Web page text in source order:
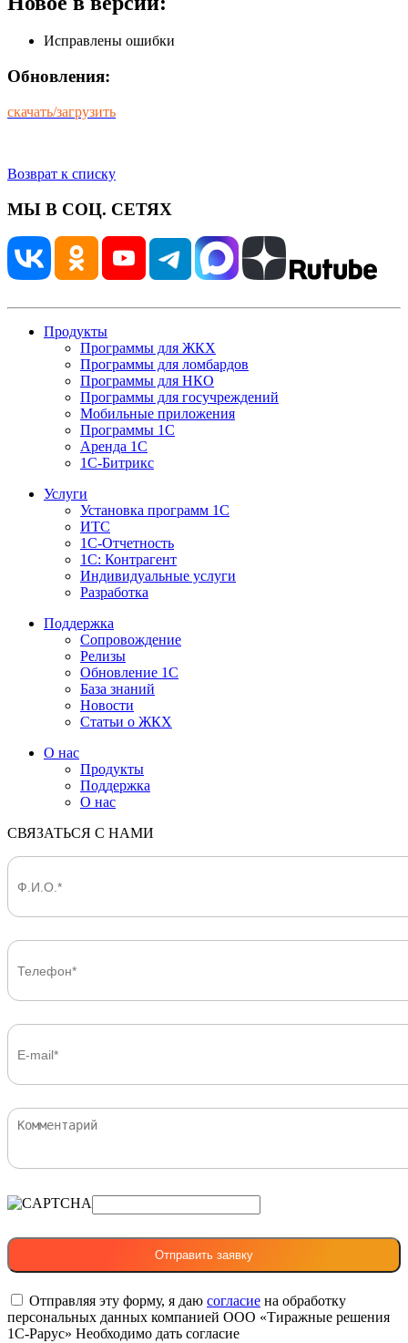
Исправлены ошибки
Обновления:
скачать/загрузить
Возврат к списку
МЫ В СОЦ. СЕТЯХ
Продукты
Программы для ЖКХ
Программы для ломбардов
Программы для НКО
Программы для госучреждений
Мобильные приложения
Программы 1С
Аренда 1С
1С-Битрикс
Услуги
Установка программ 1С
ИТС
1С-Отчетность
1С: Контрагент
Индивидуальные услуги
Разработка
Поддержка
Сопровождение
Релизы
Обновление 1С
База знаний
Новости
Статьи о ЖКХ
О нас
Продукты
Поддержка
О нас
СВЯЗАТЬСЯ С НАМИ
Отправляя эту форму, я даю согласие на обработку
персональных данных компанией ООО «Тиражные решения
1С-Рарус» Необходимо дать согласие